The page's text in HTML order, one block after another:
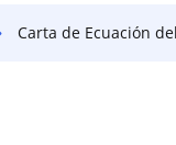
Carta de Ecuación del